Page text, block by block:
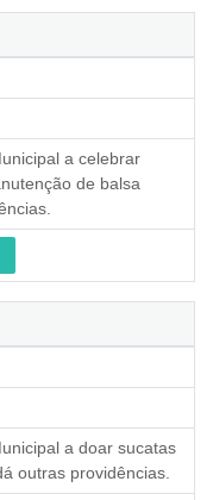
a celebrar
de balsa
a doar sucatas
outras providências.